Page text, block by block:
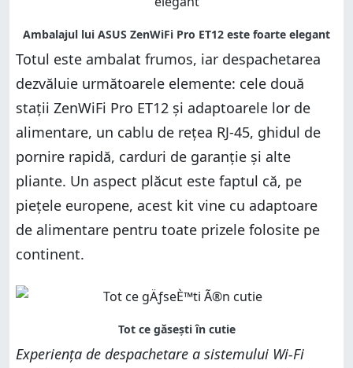
Totul este ambalat frumos, iar despachetarea
dezvăluie următoarele elemente: cele două
stații ZenWiFi Pro ET12 și adaptoarele lor de
alimentare, un cablu de rețea RJ-45, ghidul de
pornire rapidă, carduri de garanție și alte
pliante. Un aspect plăcut este faptul că, pe
piețele europene, acest kit vine cu adaptoare
de alimentare pentru toate prizele folosite pe
continent.
Experiența de despachetare a sistemului Wi-Fi